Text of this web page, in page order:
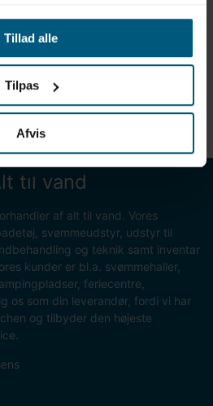
Tillad alle
Tilpas
Afvis
cm
cm
cm
og hjemmebrug
til vand
af alt til vand. Vores
svømmeudstyr, udstyr til
og teknik samt inventar
kunder er bl.a. svømmehaller,
feriecentre,
os som din leverandør, fordi vi har
og tilbyder den højeste